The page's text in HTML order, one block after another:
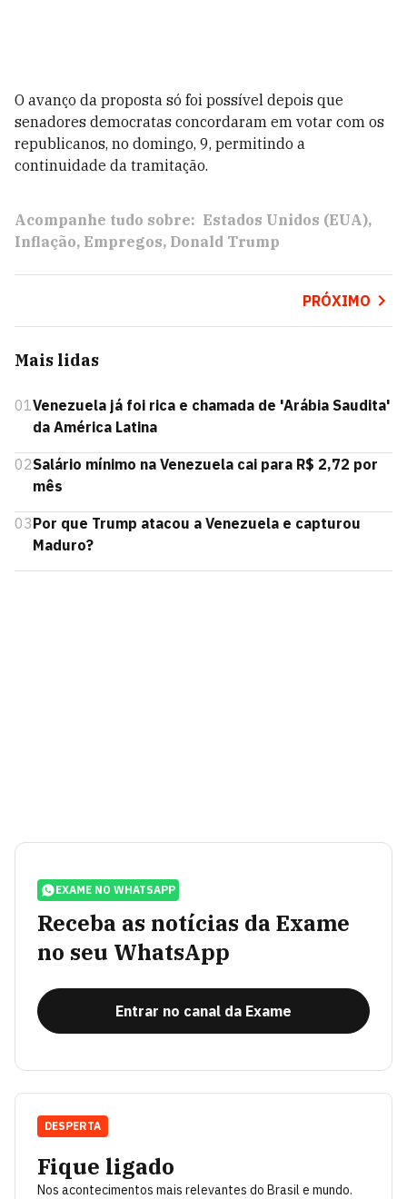
O avanço da proposta só foi possível depois que
senadores democratas concordaram em votar com os
republicanos, no domingo, 9, permitindo a
continuidade da tramitação.
Acompanhe tudo sobre: Estados Unidos (EUA)
Inflação Empregos Donald Trump
PRÓXIMO
Mais lidas
01 Venezuela já foi rica e chamada de 'Arábia Saudita'
da América Latina
02Salário mínimo na Venezuela cai para R$ 2,72 por
mês
03Por que Trump atacou a Venezuela e capturou
Maduro?
EXAME NO WHATSAPP
Receba as notícias da Exame
no seu WhatsApp
Entrar no canal da Exame
Fique ligado
Nos acontecimentos mais relevantes do Brasil e mundo.
DESPERTA